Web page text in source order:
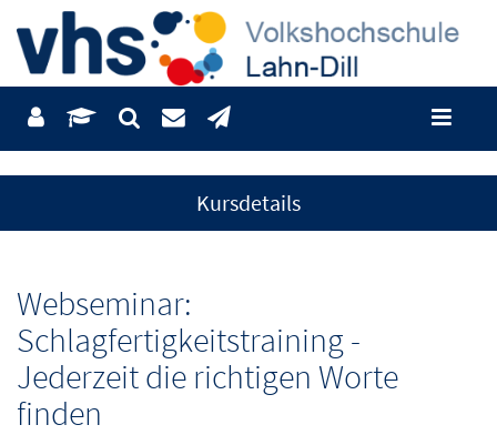
Kursdetails
Webseminar:
Schlagfertigkeitstraining -
Jederzeit die richtigen Worte
finden